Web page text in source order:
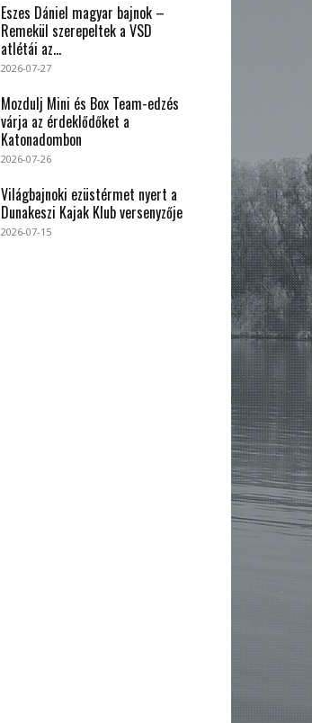
Eszes Dániel magyar bajnok –
Remekül szerepeltek a VSD
atlétái az...
2026-07-27
Mozdulj Mini és Box Team-edzés
várja az érdeklődőket a
Katonadombon
2026-07-26
Világbajnoki ezüstérmet nyert a
Dunakeszi Kajak Klub versenyzője
2026-07-15